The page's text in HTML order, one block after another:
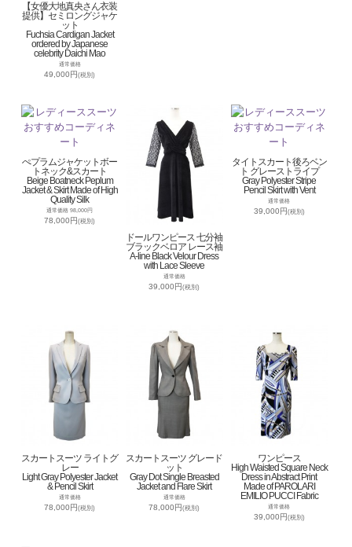
【女優大地真央さん衣装
提供】セミロングジャケ
ット
Fuchsia Cardigan Jacket
ordered by Japanese
celebrity Daichi Mao
通常価格
49,000円(税別)
ぺプラムジャケットボー
トネック&スカート
Beige Boatneck Peplum
Jacket & Skirt Made of High
Quality Silk
通常価格 98,000円
78,000円(税別)
ドールワンピース 七分袖
ブラックベロア レース袖
A-line Black Velour Dress
with Lace Sleeve
通常価格
39,000円(税別)
タイトスカート後ろベン
ト グレーストライプ
Gray Polyester Stripe
Pencil Skirt with Vent
通常価格
39,000円(税別)
スカートスーツ ライトグ
レー
Light Gray Polyester Jacket
& Pencil Skirt
通常価格
78,000円(税別)
スカートスーツ グレード
ット
Gray Dot Single Breasted
Jacket and Flare Skirt
通常価格
78,000円(税別)
ワンピース
High Waisted Square Neck
Dress in Abstract Print
Made of PAROLARI
EMILIO PUCCI Fabric
通常価格
39,000円(税別)